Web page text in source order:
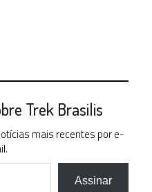
Trek Brasilis
mais recentes por e-
Assinar